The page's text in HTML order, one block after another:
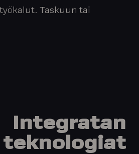
Taskuun tai
Integratan
teknologiat